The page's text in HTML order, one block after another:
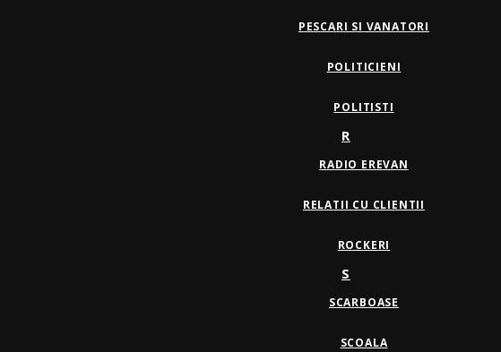
PESCARI SI VANATORI
POLITICIENI
POLITISTI
R
RADIO EREVAN
RELATII CU CLIENTII
ROCKERI
S
SCARBOASE
SCOALA